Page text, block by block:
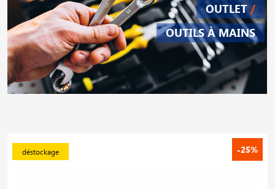
OUTLET /
OUTILS À MAINS
-25%
déstockage